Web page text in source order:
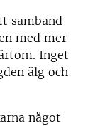
samband
med mer
Inget
älg och
något